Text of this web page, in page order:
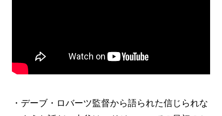
・デーブ・ロバーツ監督から語られた信じられな